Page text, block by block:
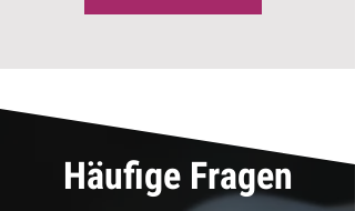
Häufige Fragen